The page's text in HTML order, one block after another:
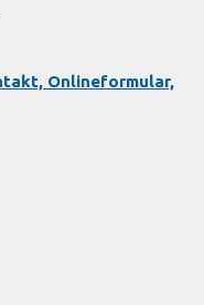
Onlineformular,